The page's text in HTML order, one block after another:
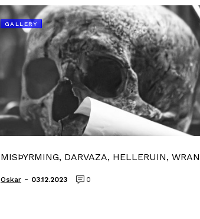
GALLERY
MISÞYRMING, DARVAZA, HELLERUIN,
Oskar - 03.12.2023 0